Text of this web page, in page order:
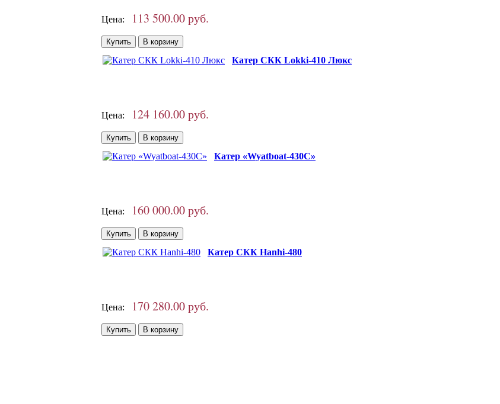
Цена: 113 500.00 руб.
Катер СКК Lokki-410 Люкс
Цена: 124 160.00 руб.
Катер «Wyatboat-430C»
Цена: 160 000.00 руб.
Катер СКК Hanhi-480
Цена: 170 280.00 руб.